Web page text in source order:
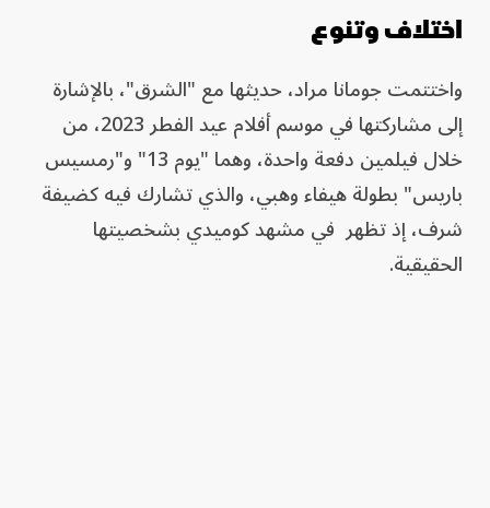
اختلاف وتنوع
واختتمت جومانا مراد، حديثها مع "الشرق"، بالإشارة
إلى مشاركتها في موسم أفلام عيد الفطر 2023، من
خلال فيلمين دفعة واحدة، وهما "يوم 13" و"رمسيس
باريس" بطولة هيفاء وهبي، والذي تشارك فيه كضيفة
شرف، إذ تظهر في مشهد كوميدي بشخصيتها
الحقيقية.